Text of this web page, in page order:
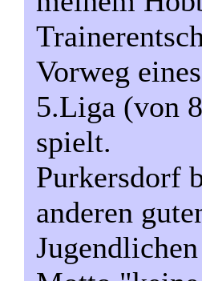
Vorweg
5.Liga (von
spielt.
Purkersdorf
anderen